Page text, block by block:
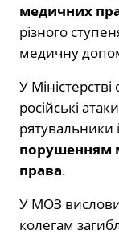
медичних
різного
медичну
У
російські
порушенням
права.
У МОЗ
колегам